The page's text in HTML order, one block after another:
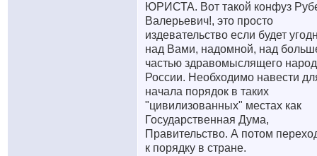
ЮРИСТА. Вот такой конфуз
Валерьевич!, это просто
издевательство если будет
над Вами, надомной, над
частью здравомыслящего
России. Необходимо навести
начала порядок в таких
"цивилизованных" местах как
Государственная Дума,
Правительство. А потом
к порядку в стране.